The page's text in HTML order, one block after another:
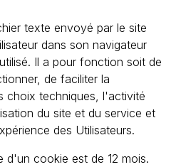
texte envoyé par le site
dans son navigateur
Il a pour fonction soit de
de faciliter la
choix techniques, l'activité
du site et du service et
des Utilisateurs.
d'un cookie est de 12 mois.